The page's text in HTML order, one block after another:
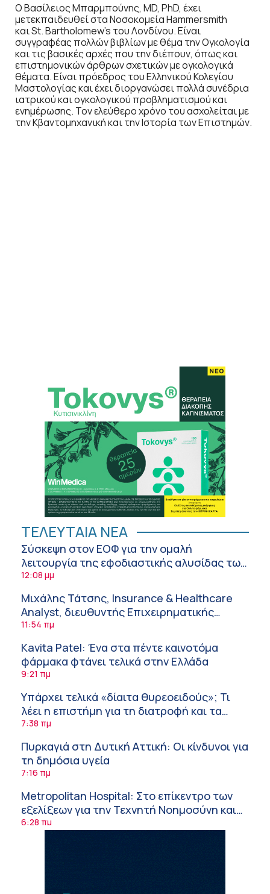
Ο Βασίλειος Μπαρμπούνης, MD, PhD, έχει
μετεκπαιδευθεί στα Νοσοκομεία Hammersmith
και St. Bartholomew’s του Λονδίνου. Είναι
συγγραφέας πολλών βιβλίων με θέμα την Ογκολογία
και τις βασικές αρχές που την διέπουν, όπως και
επιστημονικών άρθρων σχετικών με ογκολογικά
θέματα. Είναι πρόεδρος του Ελληνικού Κολεγίου
Μαστολογίας και έχει διοργανώσει πολλά συνέδρια
ιατρικού και ογκολογικού προβληματισμού και
ενημέρωσης. Τον ελεύθερο χρόνο του ασχολείται με
την Κβαντομηχανική και την Ιστορία των Επιστημών.
ΤΕΛΕΥΤΑΙΑ ΝΕΑ
Σύσκεψη στον ΕΟΦ για την ομαλή
λειτουργία της εφοδιαστικής αλυσίδας των
φαρμάκων στη διάρκεια του καλοκαιριού
12:08 μμ
Μιχάλης Τάτσης, Insurance & Healthcare
Analyst, διευθυντής Επιχειρηματικής
Ανάπτυξης Ομίλου HHG
11:54 πμ
Kavita Patel: Ένα στα πέντε καινοτόμα
φάρμακα φτάνει τελικά στην Ελλάδα
9:21 πμ
Υπάρχει τελικά «δίαιτα θυρεοειδούς»; Τι
λέει η επιστήμη για τη διατροφή και τα
συμπληρώματα
7:38 πμ
Πυρκαγιά στη Δυτική Αττική: Οι κίνδυνοι για
τη δημόσια υγεία
7:16 πμ
Metropolitan Hospital: Στο επίκεντρο των
εξελίξεων για την Τεχνητή Νοημοσύνη και
την Ογκολογία
6:28 πμ